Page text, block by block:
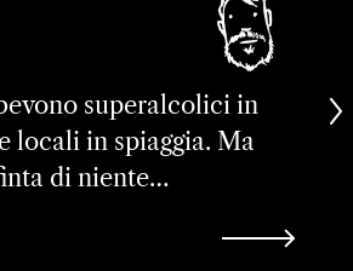
superalcolici in
locali in spiaggia. Ma
di niente…